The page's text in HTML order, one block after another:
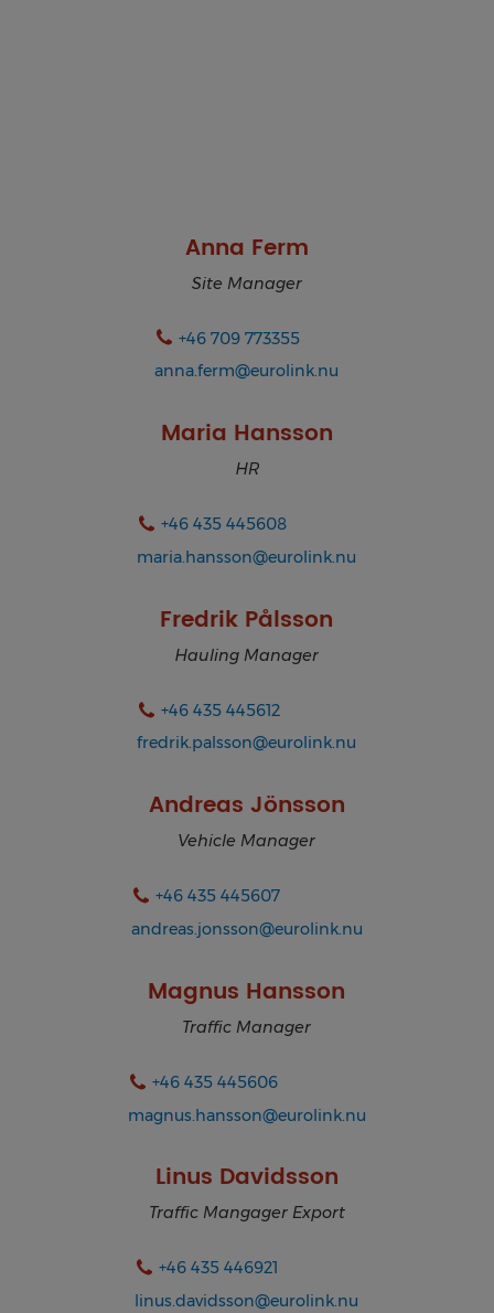
Anna Ferm
Site Manager
+46 709 773355
anna.ferm@eurolink.nu
Maria Hansson
HR
+46 435 445608
maria.hansson@eurolink.nu
Fredrik Pålsson
Hauling Manager
+46 435 445612
fredrik.palsson@eurolink.nu
Andreas Jönsson
Vehicle Manager
+46 435 445607
andreas.jonsson@eurolink.nu
Magnus Hansson
Traffic Manager
+46 435 445606
magnus.hansson@eurolink.nu
Linus Davidsson
Traffic Mangager Export
+46 435 446921
linus.davidsson@eurolink.nu